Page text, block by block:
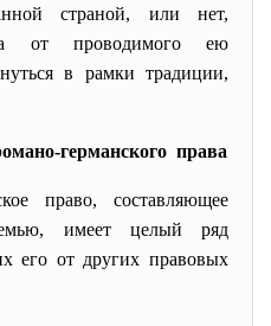
страной, или нет,
от проводимого ею
в рамки традиции,
германского права
право, составляющее
имеет целый ряд
его от других правовых